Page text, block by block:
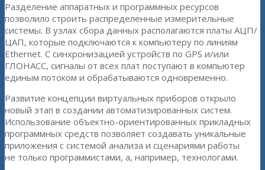
Разделение аппаратных и программных ресурсов
позволило строить распределенные измерительные
системы. В узлах сбора данных располагаются платы АЦП/
ЦАП, которые подключаются к компьютеру по линиям
Ethernet. С синхронизацией устройств по GPS и/или
ГЛОНАСС, сигналы от всех плат поступают в компьютер
единым потоком и обрабатываются одновременно.
Развитие концепции виртуальных приборов открыло
новый этап в создании автоматизированных систем.
Использование объектно-ориентированных прикладных
программных средств позволяет создавать уникальные
приложения с системой анализа и сценариями работы
не только программистами, а, например, технологами.